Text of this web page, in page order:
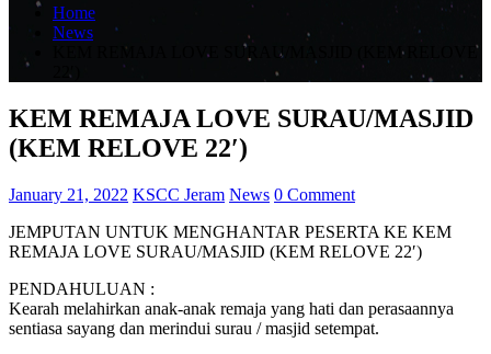
Home
News
KEM REMAJA LOVE SURAU/MASJID (KEM RELOVE
22′)
KEM REMAJA LOVE SURAU/MASJID
(KEM RELOVE 22′)
January 21, 2022 KSCC Jeram News 0 Comment
JEMPUTAN UNTUK MENGHANTAR PESERTA KE KEM
REMAJA LOVE SURAU/MASJID (KEM RELOVE 22′)
PENDAHULUAN :
Kearah melahirkan anak-anak remaja yang hati dan perasaannya
sentiasa sayang dan merindui surau / masjid setempat.